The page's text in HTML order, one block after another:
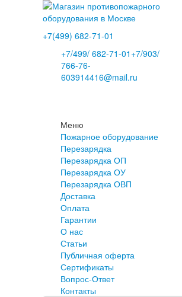
+7(499) 682-71-01
+7/499/682-71-01 +7/903/
766-76-
603914416@mail.ru
Меню
Пожарное оборудование
Перезарядка
Перезарядка ОП
Перезарядка ОУ
Перезарядка ОВП
Доставка
Оплата
Гарантии
О нас
Статьи
Публичная оферта
Сертификаты
Вопрос-Ответ
Контакты